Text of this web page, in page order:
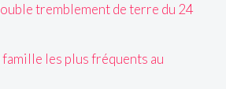
tremblement de terre du 24
les plus fréquents au